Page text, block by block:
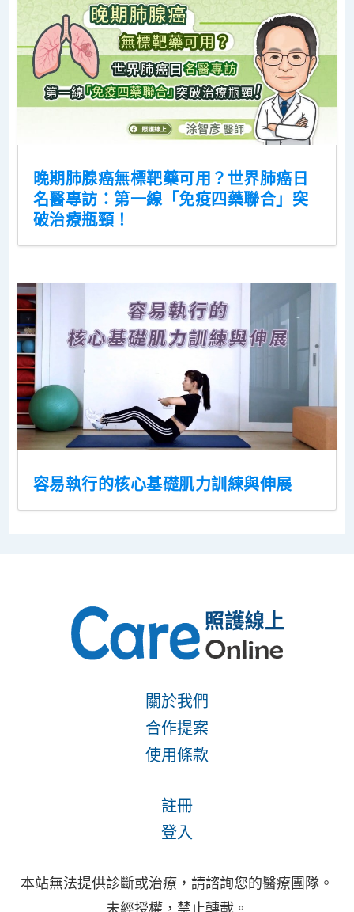
晚期肺腺癌無標靶藥可用？世界肺癌日
名醫專訪：第一線「免疫四藥聯合」突
破治療瓶頸！
容易執行的核心基礎肌力訓練與伸展
關於我們
合作提案
使用條款
註冊
登入
本站無法提供診斷或治療，請諮詢您的醫療團隊。
未經授權，禁止轉載。